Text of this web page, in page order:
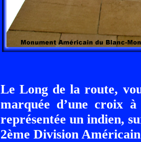
Le Long de la route,
marquée d’une croix
représentée un indien,
2ème Division